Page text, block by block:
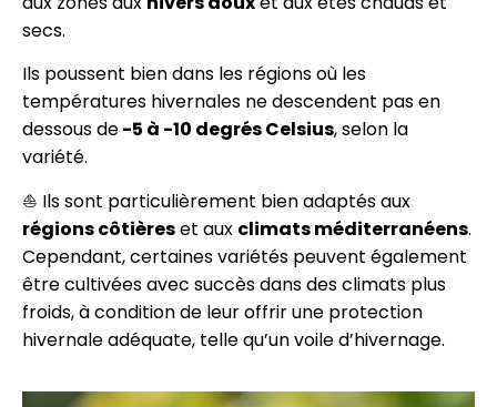
secs.
Ils poussent bien dans les régions où les
températures hivernales ne descendent pas en
dessous de-5 à -10 degrés Celsius, selon la
variété.
⛵ Ils sont particulièrement bien adaptés aux
régions côtièreset aux climats méditerranéens.
Cependant, certaines variétés peuvent également
être cultivées avec succès dans des climats plus
froids, à condition de leur offrir une protection
hivernale adéquate, telle qu’un voile d’hivernage.